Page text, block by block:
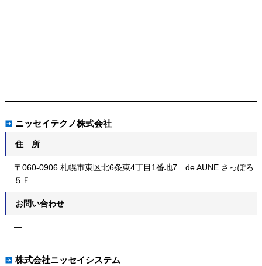
ニッセイテクノ株式会社
住 所
〒060-0906 札幌市東区北6条東4丁目1番地7 de AUNE さっぽろ
５Ｆ
お問い合わせ
—
株式会社ニッセイシステム